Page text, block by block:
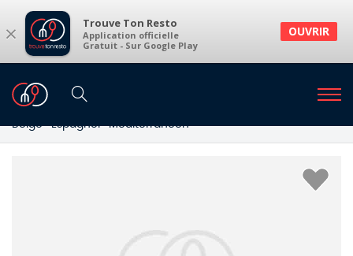
× Trouve Ton Resto
Application officielle
Gratuit - Sur Google Play
OUVRIR
Restaurants
Restaurants à Hulshout et environs
Belge · Espagnol · Méditerranéen